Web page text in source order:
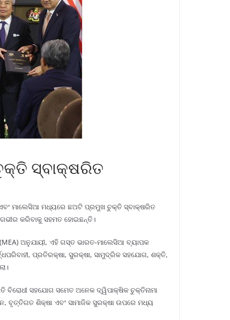
ସ୍ବାକ୍ଷରିତ
ମାଲେସିଆ ମଧ୍ୟରେ ଛଅଟି ପ୍ରମୁଖ ଚୁକ୍ତି ସ୍ବାକ୍ଷରିତ
କରିବାକୁ ସହମତ ହୋଇଛନ୍ତି।
ଅନୁଯାୟୀ, ଏହି ଗସ୍ତ ଭାରତ-ମାଲେସିଆ ବ୍ୟାପକ
ପ୍ରତିରକ୍ଷା, ସୁରକ୍ଷା, ସାମୁଦ୍ରିକ ସହଯୋଗ, ଶକ୍ତି,
ବିରୋଧୀ ସହଯୋଗ ସମେତ ଅନେକ ଦ୍ୱିପାକ୍ଷିକ ଚୁକ୍ତିନାମା
ବୃତ୍ତିଗତ ଶିକ୍ଷା ଏବଂ ସାମାଜିକ ସୁରକ୍ଷା ଉପରେ ମଧ୍ୟ